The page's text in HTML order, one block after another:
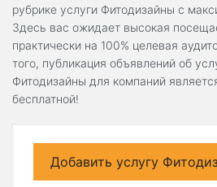
рубрике услуги Фитодизайны с
Здесь вас ожидает высокая
практически на 100% целевая
того, публикация объявлений об
Фитодизайны для компаний
бесплатной!
Добавить услугу